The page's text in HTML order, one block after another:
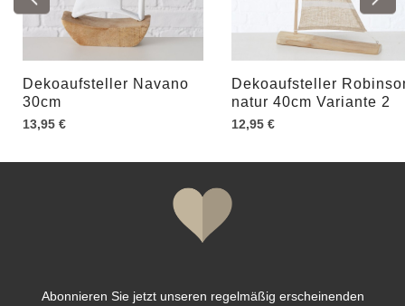
Dekoaufsteller Navano
30cm
13,95 €
Dekoaufsteller
natur 40cm Variante 2
12,95 €
Abonnieren Sie jetzt unseren regelmäßig erscheinenden